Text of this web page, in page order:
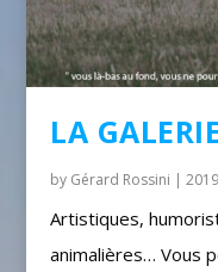
LA
by Gérard Rossini |
Artistiques,
animalières… Vous